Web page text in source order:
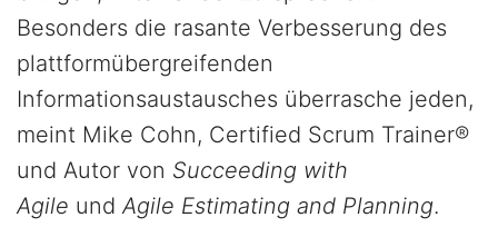
Besonders die rasante Verbesserung des
plattformübergreifenden
Informationsaustausches überrasche jeden,
meint Mike Cohn, Certified Scrum Trainer®
und Autor von Succeeding with
Agile undAgile Estimating and Planning.